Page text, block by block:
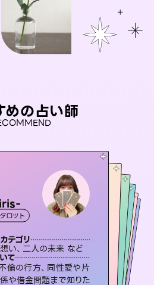
めの占い師
タロット
テゴリ
い、二人の未来 など
て
倫の行方、同性愛や片
や借金問題まで知りた
感オラクル
ーラ
ード
談カテゴリ
、あの人の気持ち など
ついて
クルカードを使って「今」と
して「気になるあの人の気持
寧に読み解き、恋や人生のヒ
ピスト理恵
視・オーラ
リチュアル・リーディング
意な相談カテゴリ
、二人の未来、年の差 など
師について
開、復縁、成就などの報告実績
セラピストとして2万超の施術経
るからこそできる鑑定で、より良
彗望（ すいぼう
霊視・オーラ
スピリチュアル・リーディング
得意な相談カテゴリ
片想い、あの人の気持ち、復縁 など
占い師について
桃源珠羽
スピリチュアル・リーディング
得意な相談カテゴリ
片想い、あの人の気持ち、復縁 など
占い師について
恋愛のお悩みの中でも特に「曖昧な関
係」の相談を得意としており、友達以上
恋人未満なお相手との今後や本音を丁
未来視師＊花
霊視・オーラ 心理学
スピリチュアル・リーディング
得意な相談カテゴリ
出逢い、片想い、復縁 など
占い師について
未来には何パターンもの選択肢があり
ます。不安で視えにくくなっているあな
たの素敵な未来を見つけ、その未来を